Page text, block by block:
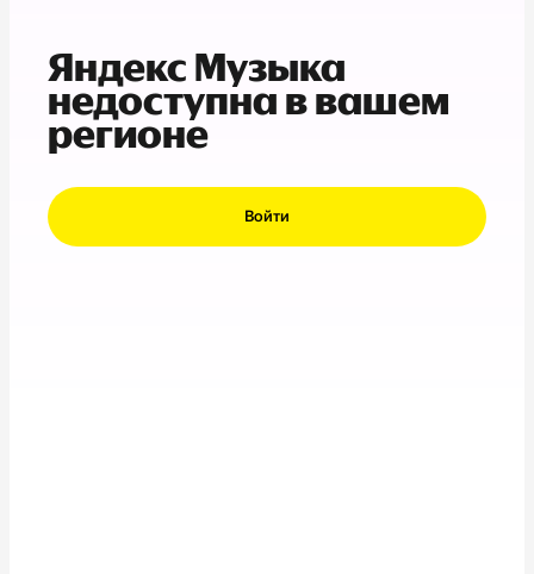
Яндекс Музыка
недоступна в вашем
регионе
Войти